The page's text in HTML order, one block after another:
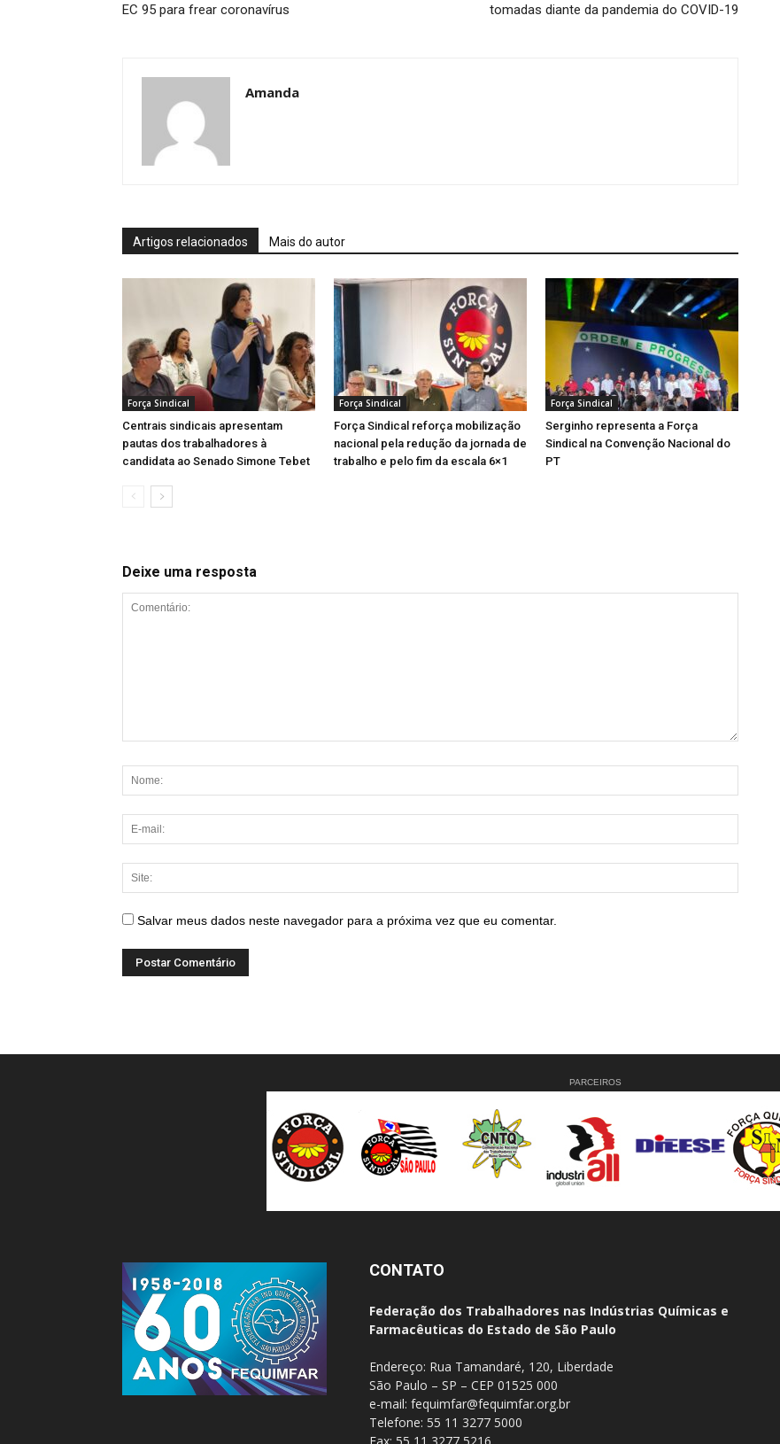
EC 95 para frear coronavírus
tomadas diante da pandemia do COVID-19
Amanda
Artigos relacionados Mais do autor
Força Sindical
Centrais sindicais apresentam
pautas dos trabalhadores à
candidata ao Senado Simone Tebet
Força Sindical
Força Sindical reforça mobilização
nacional pela redução da jornada de
trabalho e pelo fim da escala 6×1
Força Sindical
Serginho representa a Força
Sindical na Convenção Nacional do
PT
Deixe uma resposta
Salvar meus dados neste navegador para a próxima vez que eu comentar.
PARCEIROS
CONTATO
Federação dos Trabalhadores nas Indústrias Químicas e
Farmacêuticas do Estado de São Paulo
Endereço: Rua Tamandaré, 120, Liberdade
São Paulo – SP – CEP 01525 000
e-mail: fequimfar@fequimfar.org.br
Telefone: 55 11 3277 5000